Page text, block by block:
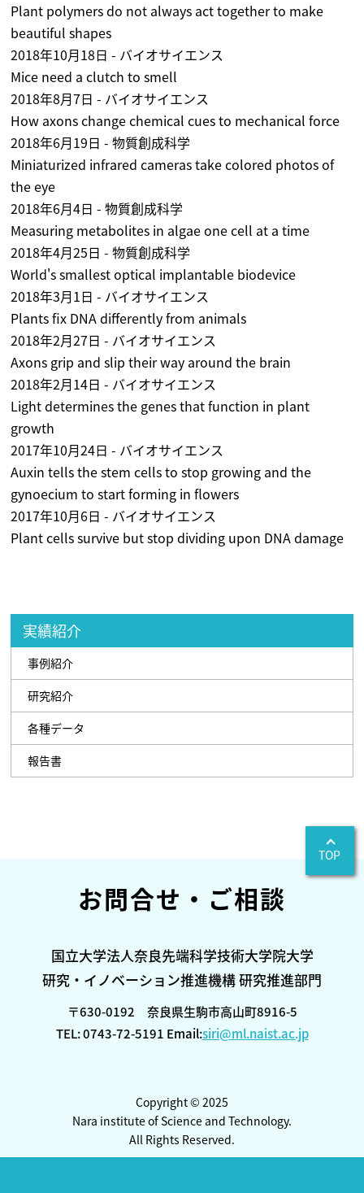
Plant polymers do not always act together to make
beautiful shapes
2018年10月18日 - バイオサイエンス
Mice need a clutch to smell
2018年8月7日 - バイオサイエンス
How axons change chemical cues to mechanical force
2018年6月19日 - 物質創成科学
Miniaturized infrared cameras take colored photos of
the eye
2018年6月4日 - 物質創成科学
Measuring metabolites in algae one cell at a time
2018年4月25日 - 物質創成科学
World's smallest optical implantable biodevice
2018年3月1日 - バイオサイエンス
Plants fix DNA differently from animals
2018年2月27日 - バイオサイエンス
Axons grip and slip their way around the brain
2018年2月14日 - バイオサイエンス
Light determines the genes that function in plant
growth
2017年10月24日 - バイオサイエンス
Auxin tells the stem cells to stop growing and the
gynoecium to start forming in flowers
2017年10月6日 - バイオサイエンス
Plant cells survive but stop dividing upon DNA damage
実績紹介
事例紹介
研究紹介
各種データ
報告書
お問合せ・ご相談
国立大学法人奈良先端科学技術大学院大学
研究・イノベーション推進機構 研究推進部門
〒630-0192 奈良県生駒市高山町8916-5
TEL: 0743-72-5191 Email:siri@ml.naist.ac.jp
Copyright © 2025
Nara institute of Science and Technology.
All Rights Reserved.
TOP